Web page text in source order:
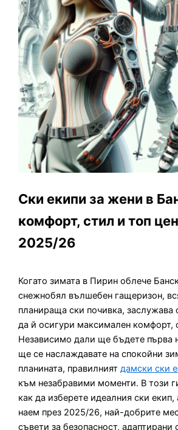
Ски екипи за жени в
комфорт, стил и топ
2025/26
Когато зимата в Пирин облече
снежнобял вълшебен гащеризон,
планираща ски почивка, заслужава
да й осигури максимален комфорт,
Независимо дали ще бъдете първа
ще се наслаждавате на спокойни
планината, правилниятдамски ски
към незабравими моменти. В този
как да изберете идеалния ски екип,
наем през 2025/26, най-добрите
съвети за безопасност, адаптирани